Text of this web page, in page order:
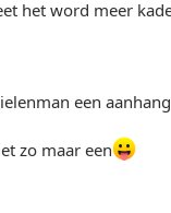
het word meer
een
zo maar een